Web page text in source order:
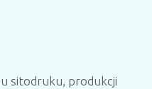
sitodruku, produkcji